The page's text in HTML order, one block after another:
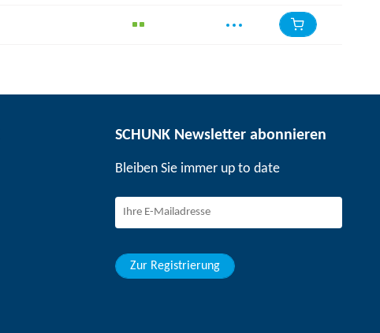
SCHUNK Newsletter abonnieren
Bleiben Sie immer up to date
Zur Registrierung